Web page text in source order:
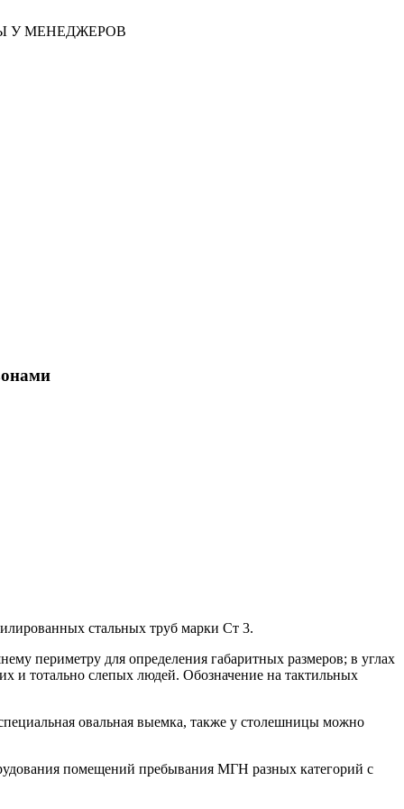
У МЕНЕДЖЕРОВ
стальных труб марки Ст 3.
периметру для определения габаритных размеров; в углах
и тотально слепых людей. Обозначение на тактильных
овальная выемка, также у столешницы можно
помещений пребывания МГН разных категорий с